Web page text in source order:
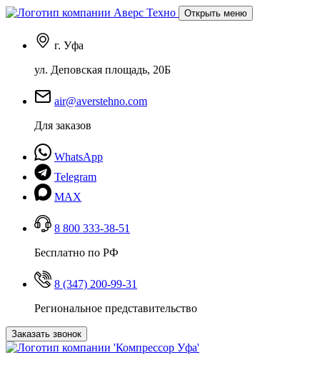
Открыть меню
г. Уфа
ул. Деповская площадь, 20Б
air@averstehno.com
Для заказов
WhatsApp
Telegram
MAX
8 800 333-38-51
Бесплатно по РФ
8 (347) 200-99-31
Региональное представительство
Заказать звонок